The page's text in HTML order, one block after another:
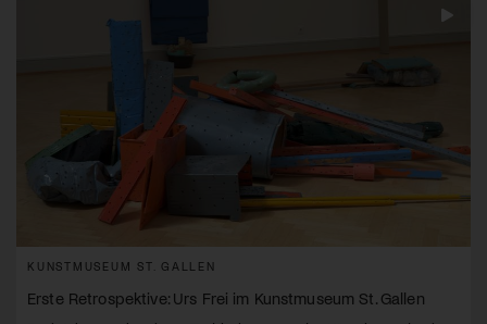
KUNSTMUSEUM ST. GALLEN
Erste Retrospektive: Urs Frei im Kunstmuseum St. Gallen